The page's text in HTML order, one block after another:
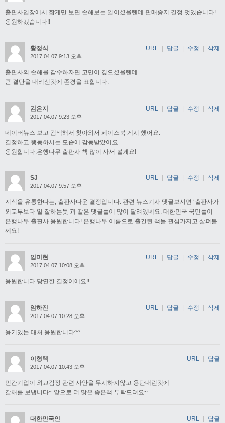
출판사입장에서 짧게만 보면 손해보는 일이셨을텐데 판매중지 결정 멋있습니다!
응원하겠습니다!!
황정식
2017.04.07 9:13 오후
출판사의 손해를 감수하자면 고민이 깊으셨을텐데
큰 결단을 내리신것에 존경을 표합니다.
URL | 답글 | 수정 | 삭제
김은지
2017.04.07 9:23 오후
네이버뉴스 보고 검색해서 찾아와서 페이스북 게시 했어요.
결정하고 행동하시는 모습에 감동받았어요.
응원합니다.은행나무 출판사 책 많이 사서 볼게요!
URL | 답글 | 수정 | 삭제
SJ
2017.04.07 9:57 오후
지식을 유통한다는, 출판사다운 결정입니다. 관련 뉴스기사 댓글보시면 ‘출판사가
외교부보다 일 잘하는듯’과 같은 댓글들이 많이 달려있네요. 대한민국 국민들이
은행나무 출판사 응원합니다! 은행나무 이름으로 출간된 책들 관심가지고 살펴볼
께요!
URL 답글 수정 삭제
임미현
2017.04.07 10:08 오후
응원합니다 당연한 결정이에요!!
URL 답글 수정 삭제
임하진
2017.04.07 10:28 오후
용기있는 대처 응원합니다^^
URL 답글 수정 삭제
이형택
2017.04.07 10:43 오후
민간기업이 외교감정 관련 사안을 무시하지않고 용단내린것에
갈채를 보냅니다~ 앞으로 더 많은 좋은책 부탁드려요~
URL | 답글
대한민국인 URL | 답글